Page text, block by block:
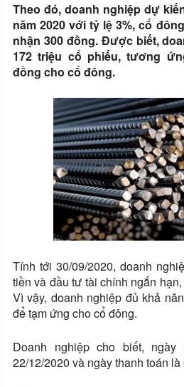
Theo đó, doanh nghiệp dự
năm 2020 với tỷ lệ 3%, cổ
nhận 300 đồng. Được biết,
172 triệu cổ phiếu, tương
đồng cho cổ đông.
Tính tới 30/09/2020, doanh
tiền và đầu tư tài chính ngắn
Vì vậy, doanh nghiệp đủ khả
để tạm ứng cho cổ đông.
Doanh nghiệp cho biết,
22/12/2020 và ngày thanh toán là